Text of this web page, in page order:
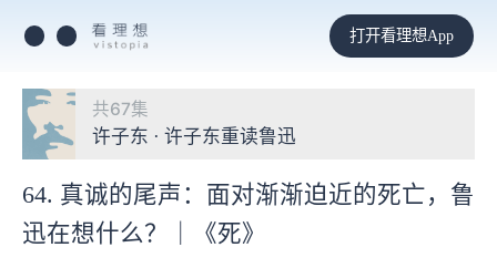
打开看理想App
共67集
许子东 · 许子东重读鲁迅
64. 真诚的尾声：面对渐渐迫近的死亡，鲁
迅在想什么？｜《死》